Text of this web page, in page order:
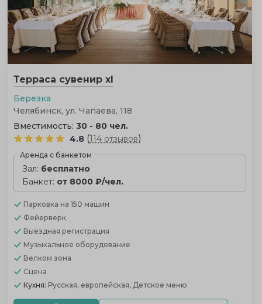
Терраса сувенир xl
Березка
Челябинск, ул. Чапаева, 118
Вместимость: 30 - 80 чел.
4.8 (114 отзывов)
Аренда с банкетом
Зал: бесплатно
Банкет: от 8000 ₽/чел.
Парковка на 150 машин
Фейерверк
Выездная регистрация
Музыкальное оборудование
Велком зона
Сцена
Кухня: Русская, европейская, Детское меню